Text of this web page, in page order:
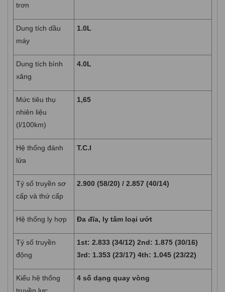
trơn
Dung tích dầu
máy
1.0L
Dung tích bình
xăng
4.0L
Mức tiêu thụ
nhiên liệu
(l/100km)
1,65
Hệ thống đánh
lửa
T.C.I
Tỷ số truyền sơ
cấp và thứ cấp
2.900 (58/20) / 2.857 (40/14)
Hệ thống ly hợp Đa đĩa, ly tâm loại ướt
Tỷ số truyền
động
1st: 2.833 (34/12) 2nd: 1.875 (30/16)
3rd: 1.353 (23/17) 4th: 1.045 (23/22)
Kiểu hệ thống
truyền lực
4 số dạng quay vòng